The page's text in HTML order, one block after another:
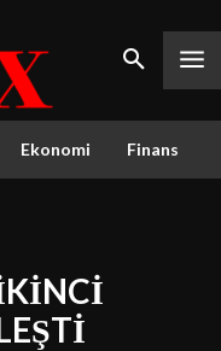
Ekonomi Finans